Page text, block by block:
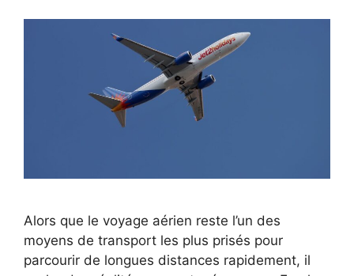
Alors que le voyage aérien reste l’un des
moyens de transport les plus prisés pour
parcourir de longues distances rapidement, il